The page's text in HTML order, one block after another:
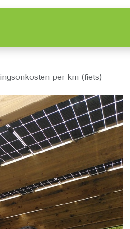
per km (fiets)